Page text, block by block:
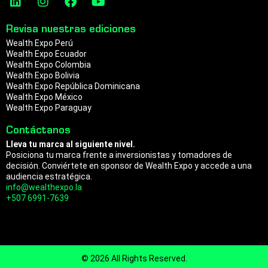
i
k
e
d
i
n
n
t
a
g
r
a
m
a
e
b
o
o
k
o
u
t
Revisa nuestras ediciones
Wealth Expo Perú
Wealth Expo Ecuador
Wealth Expo Colombia
Wealth Expo Bolivia
Wealth Expo República Dominicana
Wealth Expo México
Wealth Expo Paraguay
Contáctanos
Lleva tu marca al siguiente nivel.
Posiciona tu marca frente a inversionistas y tomadores de
decisión. Conviértete en sponsor de Wealth Expo y accede a una
audiencia estratégica.
info@wealthexpo.la
+507 6991-7639
© 2026 All Rights Reserved.